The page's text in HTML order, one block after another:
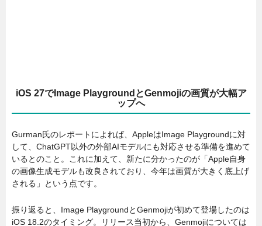
iOS 27でImage PlaygroundとGenmojiの画質が大幅ア
ップへ
Gurman氏のレポートによれば、AppleはImage Playgroundに対
して、ChatGPT以外の外部AIモデルにも対応させる準備を進めて
いるとのこと。これに加えて、新たに分かったのが「Apple自身
の画像生成モデルも改良されており、今年は画質が大きく底上げ
される」という点です。
振り返ると、Image PlaygroundとGenmojiが初めて登場したのは
iOS 18.2のタイミング。リリース当初から、Genmojiについては